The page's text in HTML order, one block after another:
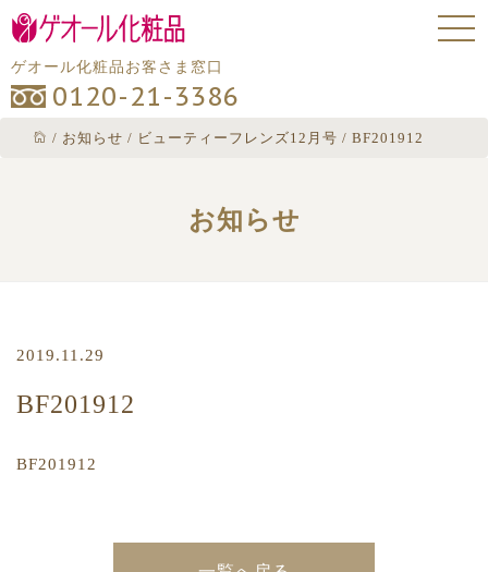
ゲオール化粧品お客さま窓口
0120-21-3386
/ お知らせ / ビューティーフレンズ12月号 / BF201912
お知らせ
2019.11.29
BF201912
BF201912